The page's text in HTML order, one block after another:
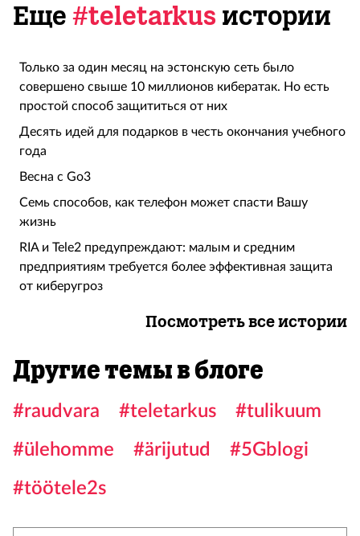
Еще #teletarkus истории
Только за один месяц на эстонскую сеть было
совершено свыше 10 миллионов кибератак. Но есть
простой способ защититься от них
Десять идей для подарков в честь окончания учебного
года
Весна с Go3
Семь способов, как телефон может спасти Вашу
жизнь
RIA и Tele2 предупреждают: малым и средним
предприятиям требуется более эффективная защита
от киберугроз
Посмотреть все истории
Другие темы в блоге
#raudvara #teletarkus
#tulikuum
#ülehomme
#ärijutud
#5Gblogi
#töötele2s